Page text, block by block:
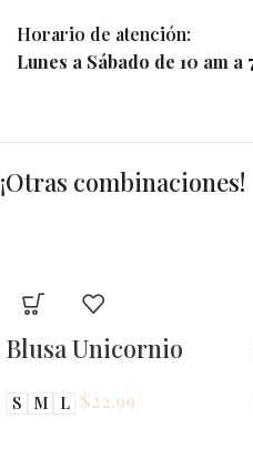
Horario de atención:
Lunes a Sábado de 10 am a
¡Otras combinaciones!
Blusa Unicornio
S M L $22.99